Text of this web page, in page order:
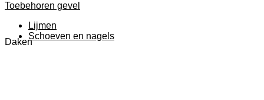
Toebehoren gevel
Lijmen
Schoeven en nagels
Daken